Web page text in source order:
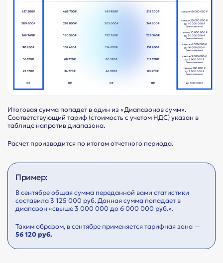
Итоговая сумма попадет в один из «Диапазонов сумм».
Соответствующий тариф (стоимость с учетом НДС) указан в
таблице напротив диапазона.
Расчет производится по итогам отчетного периода.
Пример:
В сентябре общая сумма переданной вами статистики
составила 3 125 000 руб. Данная сумма попадает в
диапазон «свыше 3 000 000 до 6 000 000 руб.».
Таким образом, в сентябре применяется тарифная зона —
56 120 руб.